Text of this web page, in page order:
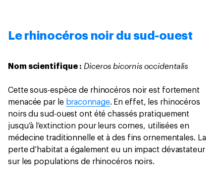
Le rhinocéros noir du sud-ouest
Nom scientifique :Diceros bicornis occidentalis
Cette sous-espèce de rhinocéros noir est fortement
menacée par le braconnage. En effet, les rhinocéros
noirs du sud-ouest ont été chassés pratiquement
jusqu’à l’extinction pour leurs cornes, utilisées en
médecine traditionnelle et à des fins ornementales. La
perte d’habitat a également eu un impact dévastateur
sur les populations de rhinocéros noirs.